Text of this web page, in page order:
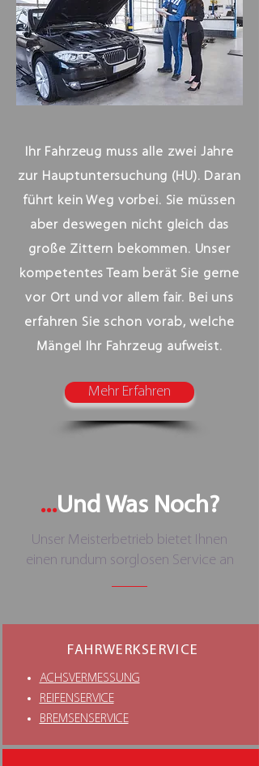
Ihr Fahrzeug muss alle zwei Jahre
zur Hauptuntersuchung (HU). Daran
führt kein Weg vorbei. Sie müssen
aber deswegen nicht gleich das
große Zittern bekommen. Unser
kompetentes Team berät Sie gerne
vor Ort und vor allem fair. Bei uns
erfahren Sie schon vorab, welche
Mängel Ihr Fahrzeug aufweist.
Mehr Erfahren
...Und Was Noch?
Unser Meisterbetrieb bietet Ihnen
einen rundum sorglosen Service an
FAHRWERKSERVICE
ACHSVERMESSUNG
REIFENSERVICE
BREMSENSERVICE